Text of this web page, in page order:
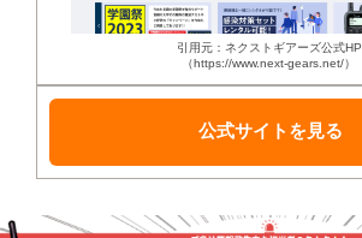
引用元：ネクストギアーズ公式HP
（https://www.next-gears.net/）
公式サイトを見る